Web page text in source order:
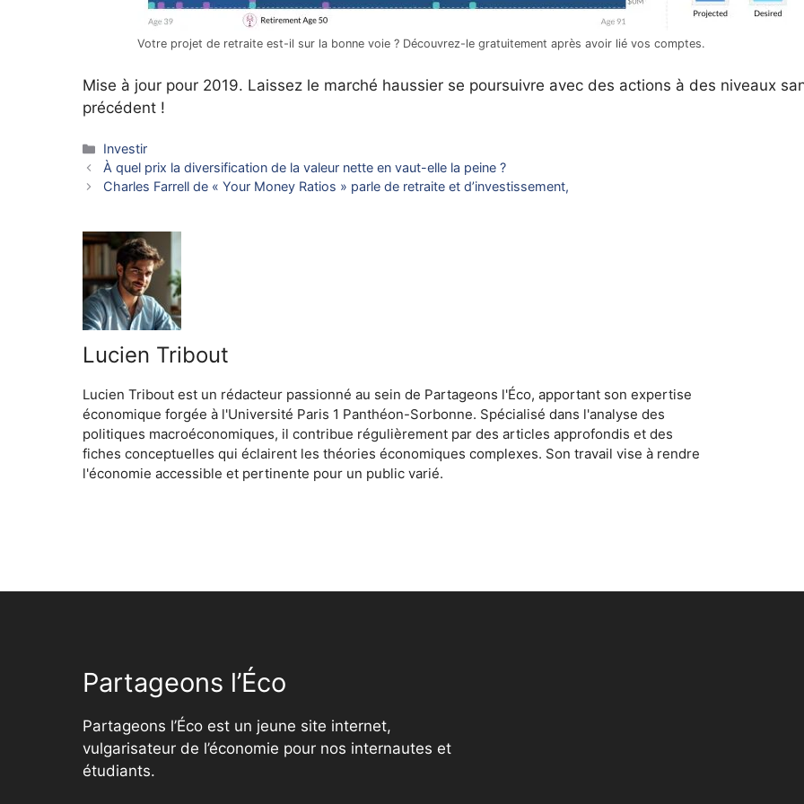
Votre projet de retraite est-il sur la bonne voie ? Découvrez-le gratuitement après avoir lié vos comptes.
Mise à jour pour 2019. Laissez le marché haussier se poursuivre avec des actions à des niveaux
précédent !
Catégories
Investir
À quel prix la diversification de la valeur nette en vaut-elle la peine ?
Charles Farrell de « Your Money Ratios » parle de retraite et d’investissement,
Lucien Tribout
Lucien Tribout est un rédacteur passionné au sein de Partageons l'Éco, apportant son expertise
économique forgée à l'Université Paris 1 Panthéon-Sorbonne. Spécialisé dans l'analyse des
politiques macroéconomiques, il contribue régulièrement par des articles approfondis et des
fiches conceptuelles qui éclairent les théories économiques complexes. Son travail vise à rendre
l'économie accessible et pertinente pour un public varié.
Partageons l’Éco
Partageons l’Éco est un jeune site internet,
vulgarisateur de l’économie pour nos internautes et
étudiants.